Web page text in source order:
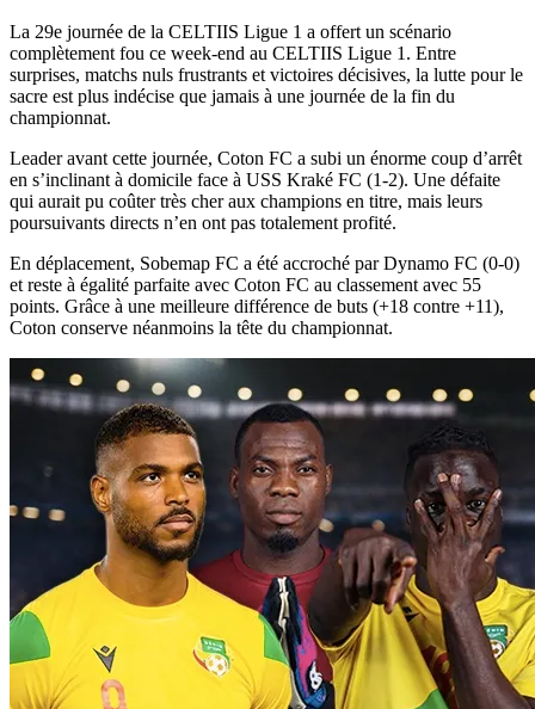
La 29e journée de la CELTIIS Ligue 1 a offert un scénario
complètement fou ce week-end au CELTIIS Ligue 1. Entre
surprises, matchs nuls frustrants et victoires décisives, la lutte pour le
sacre est plus indécise que jamais à une journée de la fin du
championnat.
Leader avant cette journée, Coton FC a subi un énorme coup d’arrêt
en s’inclinant à domicile face à USS Kraké FC (1-2). Une défaite
qui aurait pu coûter très cher aux champions en titre, mais leurs
poursuivants directs n’en ont pas totalement profité.
En déplacement, Sobemap FC a été accroché par Dynamo FC (0-0)
et reste à égalité parfaite avec Coton FC au classement avec 55
points. Grâce à une meilleure différence de buts (+18 contre +11),
Coton conserve néanmoins la tête du championnat.